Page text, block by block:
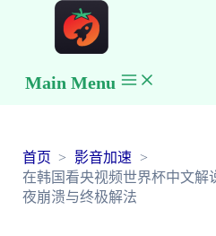
Main Menu
首页
影音加速
在韩国看央视频世界杯中文解
夜崩溃与终极解法